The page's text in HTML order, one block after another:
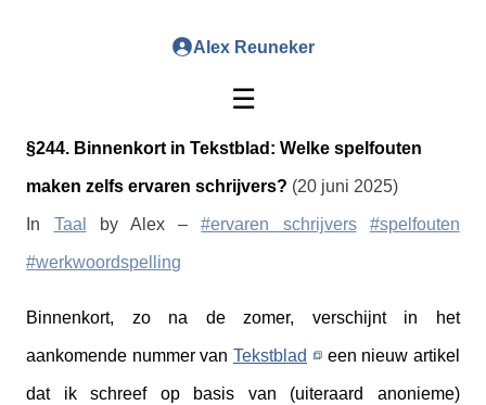
Alex Reuneker
☰
§244. Binnenkort in Tekstblad: Welke spelfouten
maken zelfs ervaren schrijvers? (20 juni 2025)
In Taal by Alex –#ervaren schrijvers #spelfouten
#werkwoordspelling
Binnenkort, zo na de zomer, verschijnt in het
aankomende nummer van Tekstblad een nieuw artikel
dat ik schreef op basis van (uiteraard anonieme)